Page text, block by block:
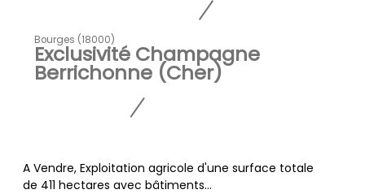
Bourges (18000)
Exclusivité Champagne
Berrichonne (Cher)
A Vendre, Exploitation agricole d'une surface totale
de 411 hectares avec bâtiments...